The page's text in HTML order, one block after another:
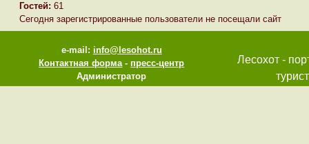
Гостей: 61
Сегодня зарегистрированные пользователи не посещали сайт
e-mail: info@lesohot.ru
Контактная форма-пресс-центр
Администратор
Лесохот -